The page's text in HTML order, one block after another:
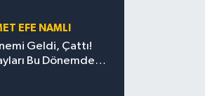
EFE NAMLI
Geldi, Çattı!
Bu Dönemde